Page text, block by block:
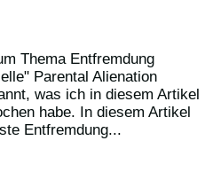
Thema Entfremdung
Parental Alienation
was ich in diesem Artikel
habe. In diesem Artikel
Entfremdung...